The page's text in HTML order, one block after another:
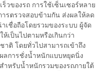
วของรถ การใช้เซ็นเซอร์หลาย
รตรวจสอบข้ามกัน ส่งผลให้ลด
เชื่อถือโดยรวมของระบบ ผู้จัด
เป็นไปตามหรือเกินกว่า
ติ โดยทั่วไปสามารถเข้าถึง
ลการชั่งน้ำหนักแบบหยุดนิ่ง
ำหรับน้ำหนักรวมของรถภายใต้